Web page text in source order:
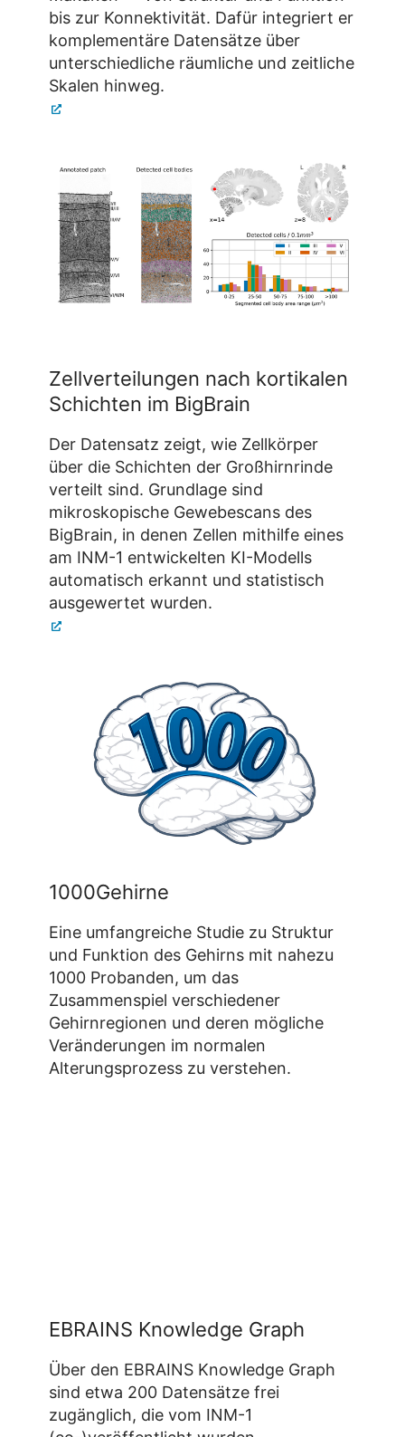
bis zur Konnektivität. Dafür integriert er
komplementäre Datensätze über
unterschiedliche räumliche und zeitliche
Skalen hinweg.
Zellverteilungen nach kortikalen
Schichten im BigBrain
Der Datensatz zeigt, wie Zellkörper
über die Schichten der Großhirnrinde
verteilt sind. Grundlage sind
mikroskopische Gewebescans des
BigBrain, in denen Zellen mithilfe eines
am INM-1 entwickelten KI-Modells
automatisch erkannt und statistisch
ausgewertet wurden.
1000Gehirne
Eine umfangreiche Studie zu Struktur
und Funktion des Gehirns mit nahezu
1000 Probanden, um das
Zusammenspiel verschiedener
Gehirnregionen und deren mögliche
Veränderungen im normalen
Alterungsprozess zu verstehen.
EBRAINS Knowledge Graph
Über den EBRAINS Knowledge Graph
sind etwa 200 Datensätze frei
zugänglich, die vom INM-1